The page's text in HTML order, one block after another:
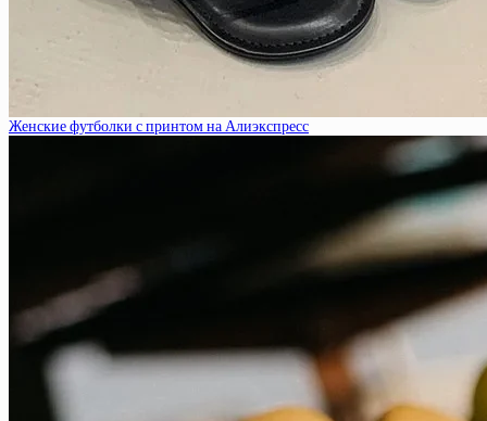
Женские футболки с принтом на Алиэкспресс